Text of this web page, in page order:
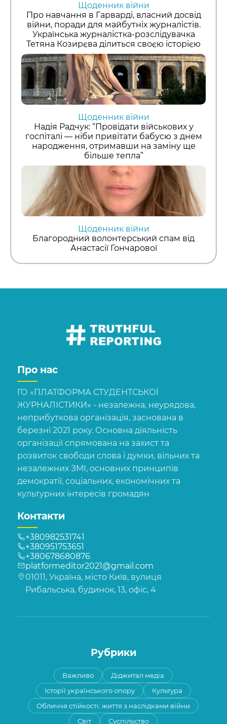
Щоденник війни
Про навчання в Гарварді, власний досвід
війни, поради для майбутніх журналістів.
Українська журналістка-розслідувачка
Тетяна Козирєва ділиться своєю історією
Щоденник війни
Надія Радчук: “Провідати військових у
госпіталі — ніби привітати бабусю з днем
народження, отримавши на заміну ще
більше тепла”
Щоденник війни
Благородний волонтерський спам від
Анастасії Гончарової
Про нас
ГО «ПЛАТФОРМА СТУДЕНТСЬКОЇ
ЖУРНАЛІСТИКИ» - незалежна, неурядова,
неприбуткова організація, заснована в
березні 2021 року. Основна діяльність
організації спрямована на захист та
розвиток свободи слова і думки, вільних та
незалежних ЗМІ, основних принципів
демократії, соціальних, економічних та
культурних інтересів громадян
Контакти
+380982531741
+380951753651
+380678680876
platformeditor2021@gmail.com
01011, Україна, місто Київ, вулиця
Рибальська, будинок, 13, офіс, 4
Рубрики
Важливо
Діджитал медіа
Історії українського опору
Культура
Обличчя стійкості: життя з наслідками війни
Світ
Суспільство